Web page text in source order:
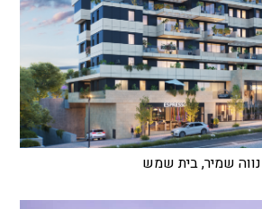
נווה שמיר, בית שמש